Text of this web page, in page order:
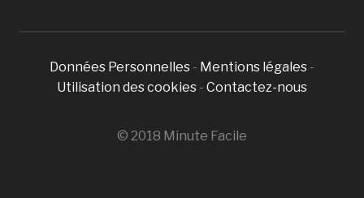
Données Personnelles - Mentions légales -
Utilisation des cookies - Contactez-nous
© 2018 Minute Facile